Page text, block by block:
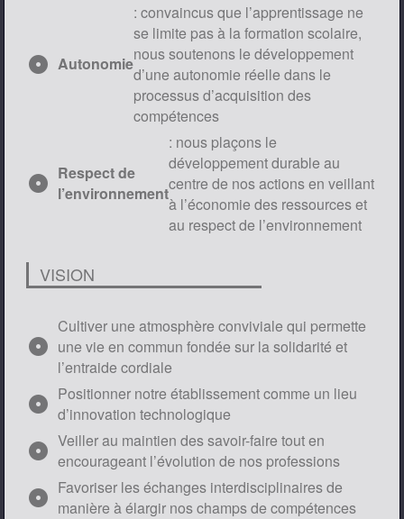
adjust Autonomie
: convaincus que l’apprentissage ne
se limite pas à la formation scolaire,
nous soutenons le développement
d’une autonomie réelle dans le
processus d’acquisition des
compétences
adjust Respect de
l’environnement
: nous plaçons le
développement durable au
centre de nos actions en veillant
à l’économie des ressources et
au respect de l’environnement
VISION
adjust
Cultiver une atmosphère conviviale qui permette
une vie en commun fondée sur la solidarité et
l’entraide cordiale
adjust Positionner notre établissement comme un lieu
d’innovation technologique
adjust Veiller au maintien des savoir-faire tout en
encourageant l’évolution de nos professions
adjust Favoriser les échanges interdisciplinaires de
manière à élargir nos champs de compétences